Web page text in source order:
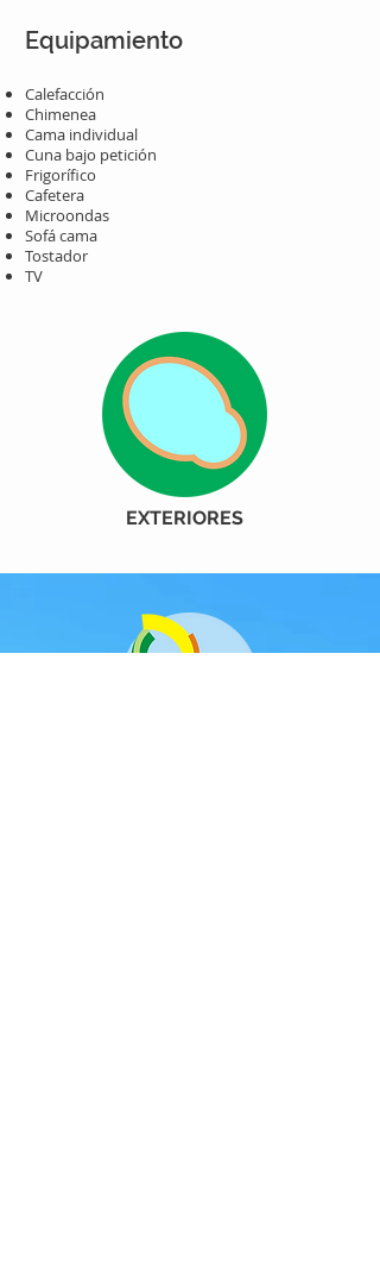
Equipamiento
Calefacción
Chimenea
Cama individual
Cuna bajo petición
Frigorífico
Cafetera
Microondas
Sofá cama
Tostador
TV
EXTERIORES